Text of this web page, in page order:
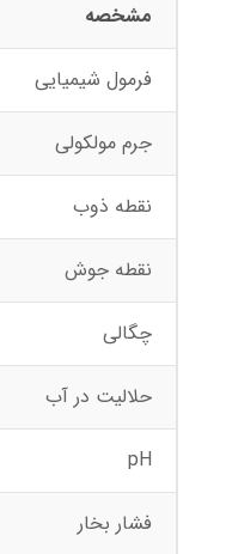
مشخصه
فرمول شیمیایی
جرم مولکولی
نقطه ذوب
نقطه جوش
چگالی
حلالیت در آب
pH
فشار بخار